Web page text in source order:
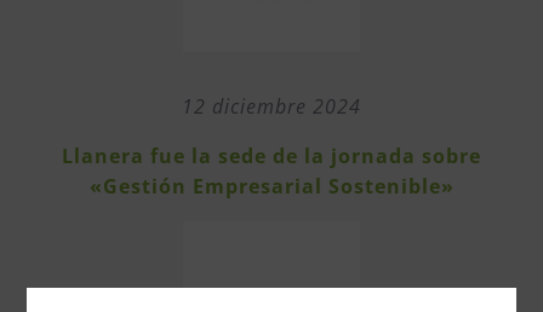
12 diciembre 2024
Llanera fue la sede de la jornada sobre
«Gestión Empresarial Sostenible»